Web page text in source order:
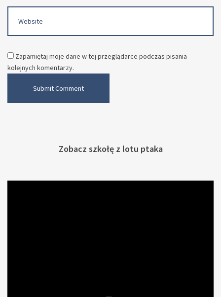
Zapamiętaj moje dane w tej przeglądarce podczas pisania
kolejnych komentarzy.
Zobacz szkołę z lotu ptaka